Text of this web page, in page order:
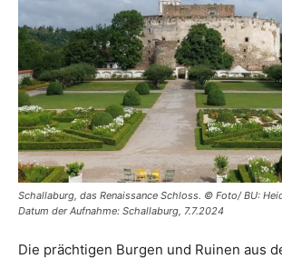
Schallaburg, das Renaissance Schloss. © Foto/ BU:
Datum der Aufnahme: Schallaburg, 7.7.2024
Die prächtigen Burgen und Ruinen aus